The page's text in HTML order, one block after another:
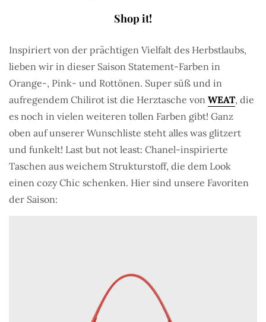
Shop it!
Inspiriert von der prächtigen Vielfalt des Herbstlaubs,
lieben wir in dieser Saison Statement-Farben in
Orange-, Pink- und Rottönen. Super süß und in
aufregendem Chilirot ist die Herztasche von WEAT, die
es noch in vielen weiteren tollen Farben gibt! Ganz
oben auf unserer Wunschliste steht alles was glitzert
und funkelt! Last but not least: Chanel-inspirierte
Taschen aus weichem Strukturstoff, die dem Look
einen cozy Chic schenken. Hier sind unsere Favoriten
der Saison: